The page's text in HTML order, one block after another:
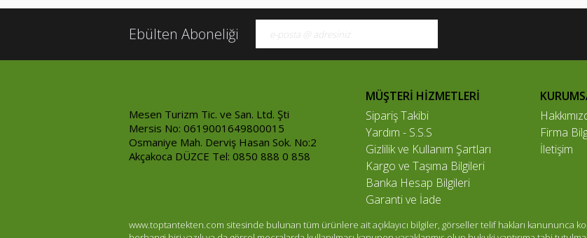
Ebülten Aboneliği
Mesen Turizm Tic. ve San. Ltd. Şti
Mersis No: 0619001649800015
Osmaniye Mah. Derviş Hasan Sok. No:2
Akçakoca DÜZCE Tel: 0850 888 0 858
MÜŞTERİ HİZMETLERİ
Sipariş Takibi
Yardım - S.S.S
Gizlilik ve Kullanım Şartları
Kargo ve Taşıma Bilgileri
Banka Hesap Bilgileri
Garanti ve İade
Firma
İletişim
www.toptantekten.com sitesinde bulunan tüm ürünlere ait açıklayıcı bilgiler, görseller telif hakları kanununca